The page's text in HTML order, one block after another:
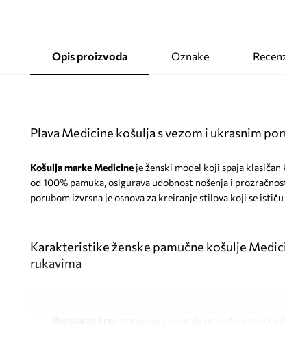
Opis proizvoda Oznake
Plava Medicine košulja s vezom i ukrasnim
Košulja marke Medicineje ženski model koji spaja
od 100% pamuka, osigurava udobnost nošenja i
porubom izvrsna je osnova za kreiranje stilova koji se
Karakteristike ženske pamučne košulje
rukavima